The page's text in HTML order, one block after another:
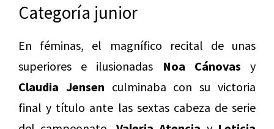
Categoría junior
En féminas, el magnífico recital de unas
superiores e ilusionadas Noa Cánovas y
Claudia Jensen culminaba con su victoria
final y título ante las sextas cabeza de serie